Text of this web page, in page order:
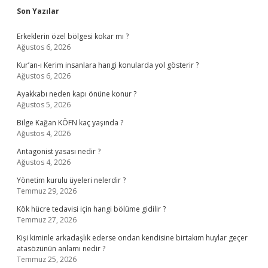
Sidebar
Son Yazılar
Erkeklerin özel bölgesi kokar mı ?
Ağustos 6, 2026
Kur’an-ı Kerim insanlara hangi konularda yol gösterir ?
Ağustos 6, 2026
Ayakkabı neden kapı önüne konur ?
Ağustos 5, 2026
Bilge Kağan KÖFN kaç yaşında ?
Ağustos 4, 2026
Antagonist yasası nedir ?
Ağustos 4, 2026
Yönetim kurulu üyeleri nelerdir ?
Temmuz 29, 2026
Kök hücre tedavisi için hangi bölüme gidilir ?
Temmuz 27, 2026
Kişi kiminle arkadaşlık ederse ondan kendisine birtakım huylar geçer
atasözünün anlamı nedir ?
Temmuz 25, 2026